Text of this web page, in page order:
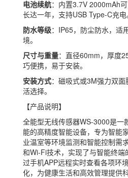
电池续航：内置3.7V 2000mAh
长达一年，支持USB Type-C充电
防水等级：IP65，防尘防水，适
境。
尺寸与重量：直径60mm，厚度
巧便携，易于安装。
安装方式：磁吸式或3M强力双
活选择。
【产品说明】
全能型无线传感器WS-3000是一
能的高精度智能设备，专为智能
业温室等环境监测和智能控制需
和Wi-Fi技术，实现了与智能终
过手机APP远程实时查看各项环
化，为健康生活和高效管理提供